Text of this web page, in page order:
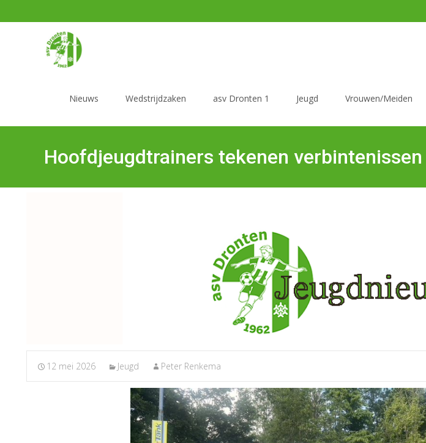
Nieuws Wedstrijdzaken asv Dronten 1 Jeugd Vrouwen/Meiden
Hoofdjeugdtrainers tekenen verbintenissen
12 mei 2026 Jeugd Peter Renkema